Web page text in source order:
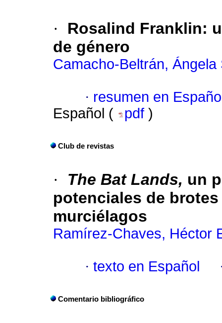
·
Rosalind Franklin:
de género
Camacho-Beltrán, Ángela
· resumen en
Español (
pdf )
Club de revistas
· The Bat Lands, un
potenciales de
murciélagos
Ramírez-Chaves, Héctor
· texto en Español
Comentario bibliográfico